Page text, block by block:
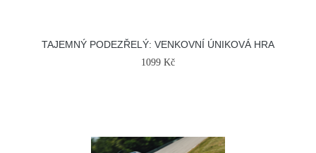
TAJEMNÝ PODEZŘELÝ: VENKOVNÍ ÚNIKOVÁ HRA
1099 Kč